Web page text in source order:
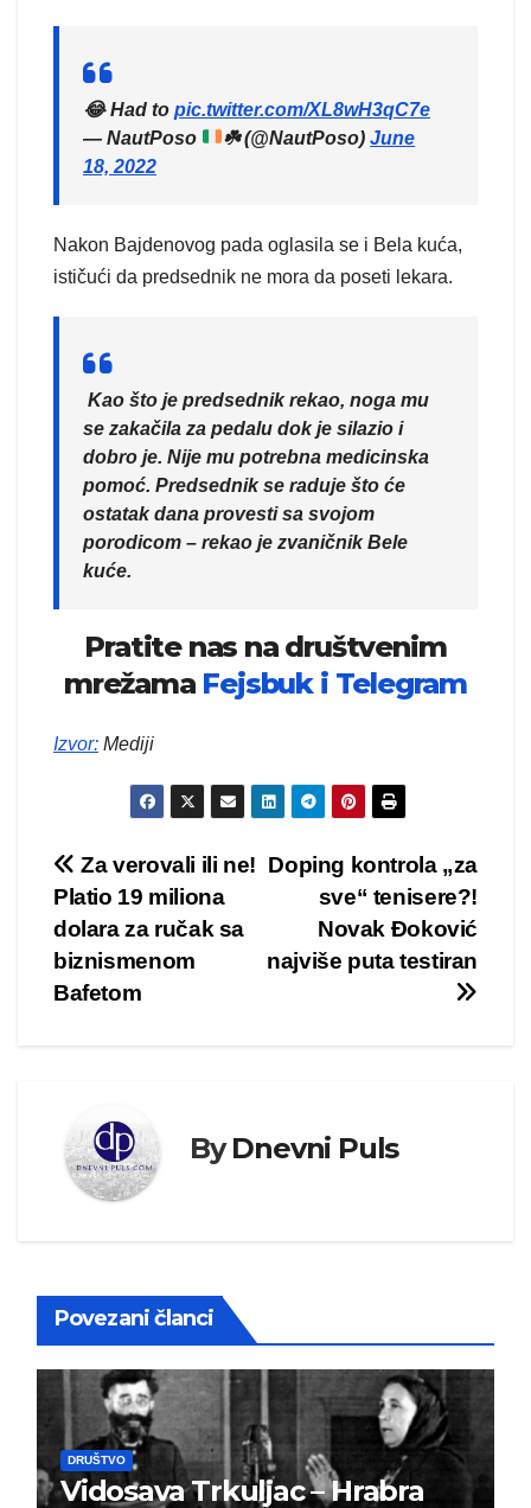
😂 Had to pic.twitter.com/XL8wH3qC7e
— NautPoso
☘️(@NautPoso)June
18, 2022
Nakon Bajdenovog pada oglasila se i Bela kuća,
ističući da predsednik ne mora da poseti lekara.
Kao što je predsednik rekao, noga mu
se zakačila za pedalu dok je silazio i
dobro je. Nije mu potrebna medicinska
pomoć. Predsednik se raduje što će
ostatak dana provesti sa svojom
porodicom – rekao je zvaničnik Bele
kuće.
Pratite nas na društvenim
mrežama Fejsbuk i Telegram
Izvor: Mediji
Kretanje
članka
Doping kontrola „za
sve“ tenisere?!
Novak Đoković
najviše puta testiran
Za verovali ili ne!
Platio 19 miliona
dolara za ručak sa
biznismenom
Bafetom
ByDnevni Puls
Povezani članci
DRUŠTVO
Vidosava Trkuljac – Hrabra